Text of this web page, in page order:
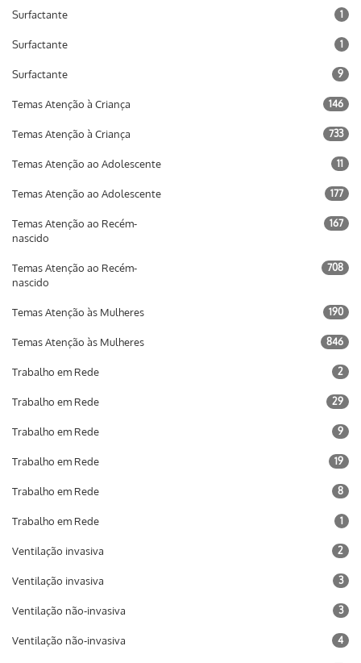
Surfactante 1
Surfactante 1
Surfactante 9
Temas Atenção à Criança 146
Temas Atenção à Criança 733
Temas Atenção ao Adolescente 11
Temas Atenção ao Adolescente 177
Temas Atenção ao Recém-
nascido
167
Temas Atenção ao Recém-
nascido
708
Temas Atenção às Mulheres 190
Temas Atenção às Mulheres 846
Trabalho em Rede 2
Trabalho em Rede 29
Trabalho em Rede 9
Trabalho em Rede 19
Trabalho em Rede 8
Trabalho em Rede 1
Ventilação invasiva 2
Ventilação invasiva 3
Ventilação não-invasiva 3
Ventilação não-invasiva 4